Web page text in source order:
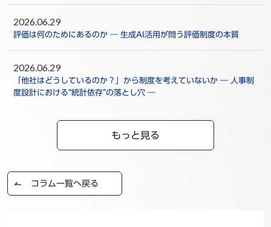
2026.06.29
評価は何のためにあるのか ― 生成AI活用が問う評価制度の本質
2026.06.29
「他社はどうしているのか？」から制度を考えていないか ― 人事制
度設計における“統計依存”の落とし穴 ―
もっと見る
コラム一覧へ戻る